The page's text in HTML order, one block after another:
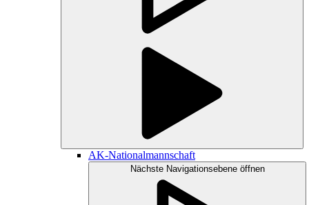
AK-Nationalmannschaft
Nächste Navigationsebene öffnen